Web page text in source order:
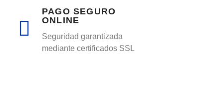
PAGO SEGURO
ONLINE
Seguridad garantizada
mediante certificados SSL